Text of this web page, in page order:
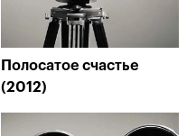
Полосатое счастье
(2012)